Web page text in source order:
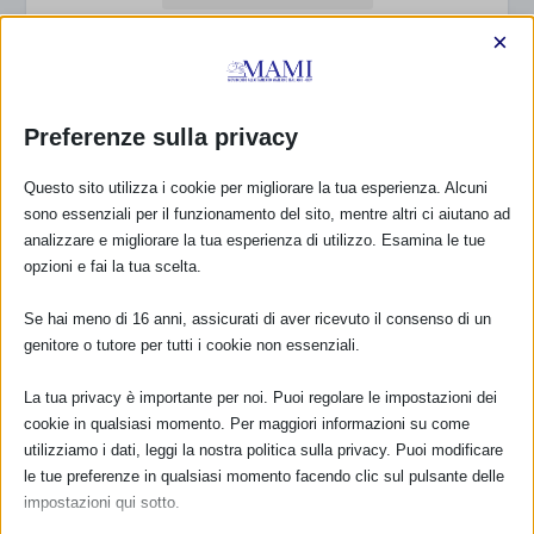
Clicca qui per ricevere la
Newsletter MAMI
Leggi qui l'informativa sulla privacy
personali (Regolamento UE 2016/679)
DONA E ASSOCIATI CON PAYPAL!
Preferenze sulla privacy
×
Questo sito utilizza i cookie per migliorare la tua esperienza. Alcuni
sono essenziali per il funzionamento del sito, mentre altri ci aiutano ad
analizzare e migliorare la tua esperienza di utilizzo. Esamina le tue
opzioni e fai la tua scelta.
Se hai meno di 16 anni, assicurati di aver ricevuto il consenso di un
genitore o tutore per tutti i cookie non essenziali.
La tua privacy è importante per noi. Puoi regolare le impostazioni dei
cookie in qualsiasi momento. Per maggiori informazioni su come
utilizziamo i dati, leggi la nostra politica sulla privacy. Puoi modificare
le tue preferenze in qualsiasi momento facendo clic sul pulsante delle
impostazioni qui sotto.